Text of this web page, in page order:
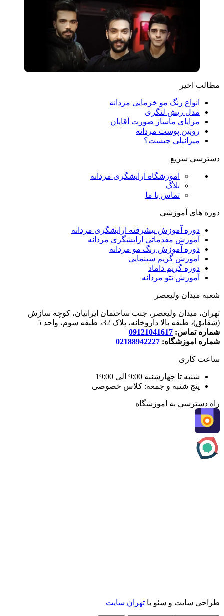
مطالب اخیر
انواع رنگ مو خرمایی مردانه
مدل ریش لنگری
مزایای ماساژ صورت آقایان
روتین پوست مردانه
میزانپلی چیست؟
دسترسی سریع
اموزشگاه ارایشگری مردانه
بلاگ
تماس با ما
دوره های آموزشی
دوره آموزش پیشرفته ارایشگری مردانه
آموزش مقدماتی ارایشگری مردانه
دوره آموزش رنگ مو مردانه
اموزش گریم سینمایی
دوره گریم داماد
آموزش تتو مردانه
شعبه میدان ولیعصر
تهران، میدان ولیعصر، جنب ساختمان ایرانیان، کوچه سازش
(شقایق)، طبقه بالا داروخانه، پلاک 32، طبقه سوم، واحد 5
شماره تماس: 09121041617
شماره اموزشگاه: 02188942227
ساعت کاری
شنبه تا چهارشنبه 9:00 الی 19:00
پنج شنبه و جمعه: کلاس خصوصی
راه دسترسی به اموزشگاه
طراحی سایت و سئو با تهران سایت